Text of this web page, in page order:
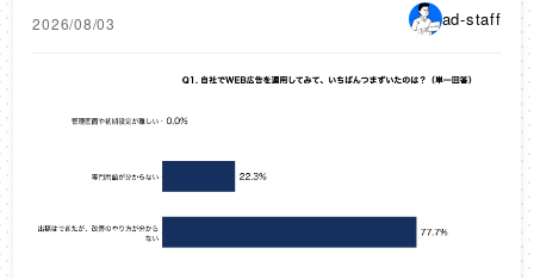
2026/08/03 ad-staff